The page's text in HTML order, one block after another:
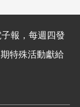
報，每週四發
特殊活動獻給